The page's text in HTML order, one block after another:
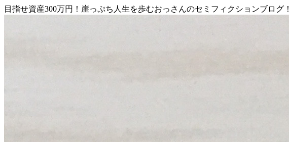
目指せ資産300万円！崖っぷち人生を歩むおっさんのセミフィクションブログ！